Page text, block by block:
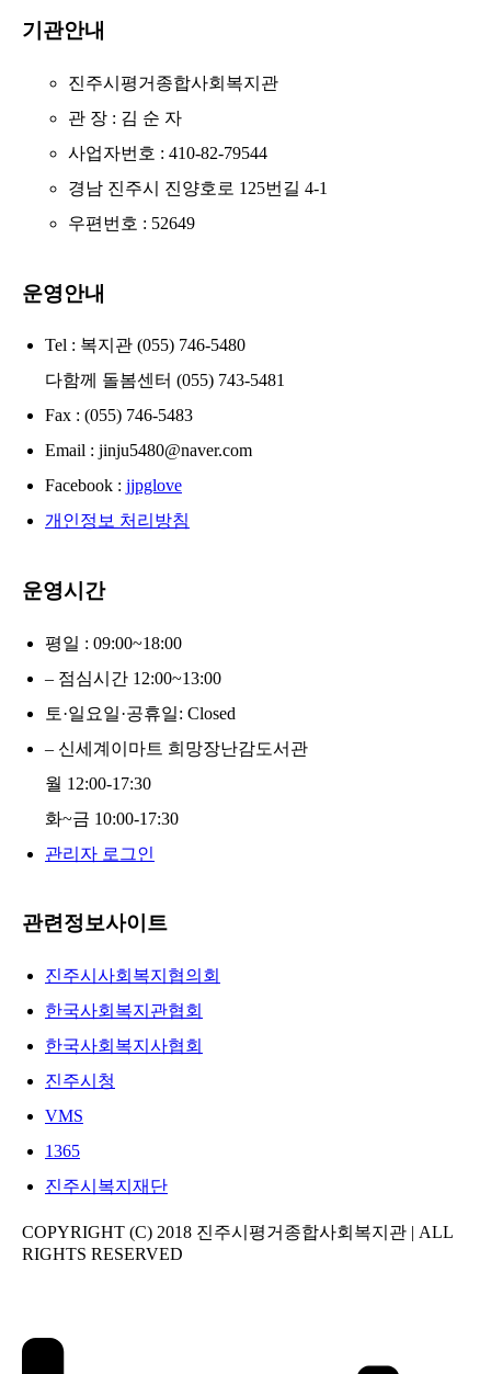
기관안내
진주시평거종합사회복지관
관 장 : 김 순 자
사업자번호 : 410-82-79544
경남 진주시 진양호로 125번길 4-1
우편번호 : 52649
운영안내
Tel : 복지관 (055) 746-5480
다함께 돌봄센터 (055) 743-5481
Fax : (055) 746-5483
Email : jinju5480@naver.com
Facebook : jjpglove
개인정보 처리방침
운영시간
평일 : 09:00~18:00
– 점심시간 12:00~13:00
토·일요일·공휴일: Closed
– 신세계이마트 희망장난감도서관
월 12:00-17:30
화~금 10:00-17:30
관리자 로그인
관련정보사이트
진주시사회복지협의회
한국사회복지관협회
한국사회복지사협회
진주시청
VMS
1365
진주시복지재단
COPYRIGHT (C) 2018 진주시평거종합사회복지관 | ALL
RIGHTS RESERVED